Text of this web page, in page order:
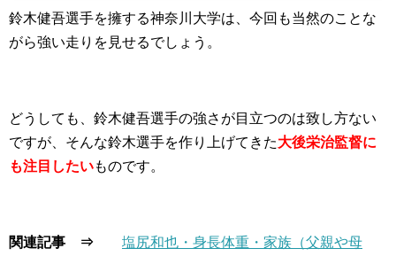
鈴木健吾選手を擁する神奈川大学は、今回も当然のことな
がら強い走りを見せるでしょう。
どうしても、鈴木健吾選手の強さが目立つのは致し方ない
ですが、そんな鈴木選手を作り上げてきた大後栄治監督に
も注目したいものです。
関連記事 ⇒
塩尻和也・身長体重・家族（父親や母